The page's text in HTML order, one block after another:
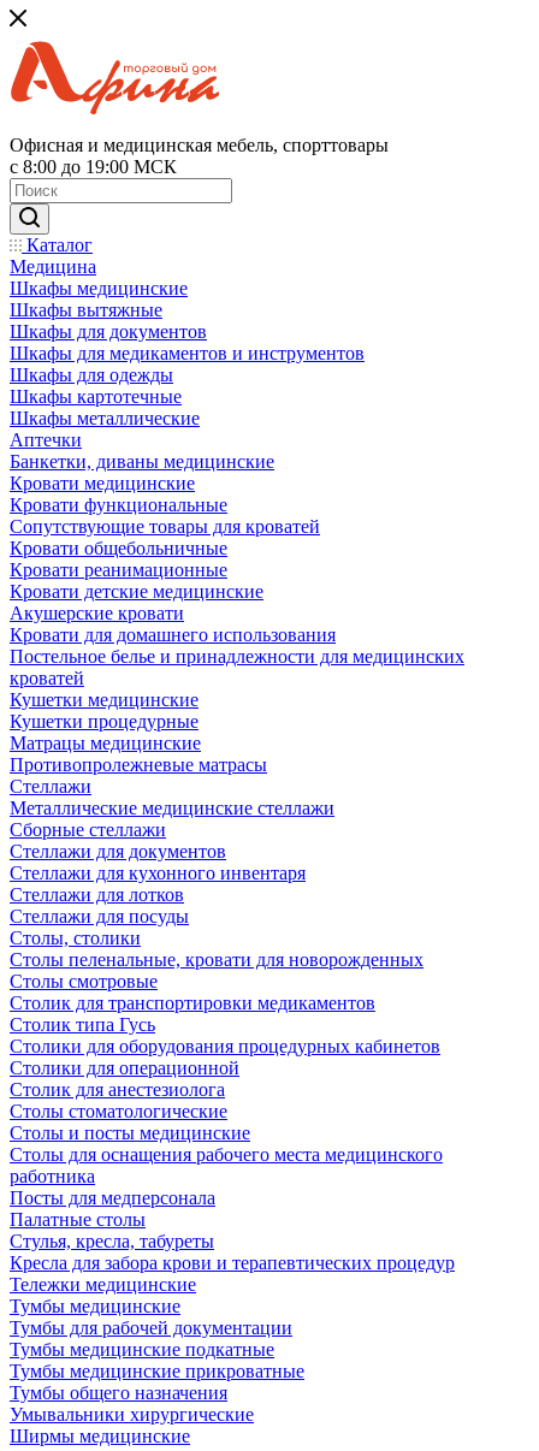
Офисная и медицинская мебель, спорттовары
с 8:00 до 19:00 МСК
Каталог
Медицина
Шкафы медицинские
Шкафы вытяжные
Шкафы для документов
Шкафы для медикаментов и инструментов
Шкафы для одежды
Шкафы картотечные
Шкафы металлические
Аптечки
Банкетки, диваны медицинские
Кровати медицинские
Кровати функциональные
Сопутствующие товары для кроватей
Кровати общебольничные
Кровати реанимационные
Кровати детские медицинские
Акушерские кровати
Кровати для домашнего использования
Постельное белье и принадлежности для медицинских
кроватей
Кушетки медицинские
Кушетки процедурные
Матрацы медицинские
Противопролежневые матрасы
Стеллажи
Металлические медицинские стеллажи
Сборные стеллажи
Стеллажи для документов
Стеллажи для кухонного инвентаря
Стеллажи для лотков
Стеллажи для посуды
Столы, столики
Столы пеленальные, кровати для новорожденных
Столы смотровые
Столик для транспортировки медикаментов
Столик типа Гусь
Столики для оборудования процедурных кабинетов
Столики для операционной
Столик для анестезиолога
Столы стоматологические
Столы и посты медицинские
Столы для оснащения рабочего места медицинского
работника
Посты для медперсонала
Палатные столы
Стулья, кресла, табуреты
Кресла для забора крови и терапевтических процедур
Тележки медицинские
Тумбы медицинские
Тумбы для рабочей документации
Тумбы медицинские подкатные
Тумбы медицинские прикроватные
Тумбы общего назначения
Умывальники хирургические
Ширмы медицинские